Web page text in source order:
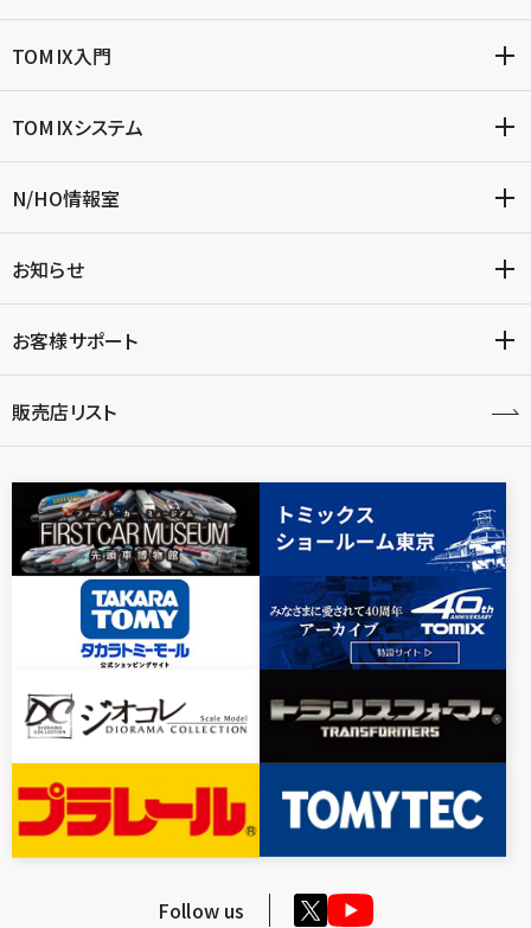
TOMIX入門
TOMIXシステム
N/HO情報室
お知らせ
お客様サポート
販売店リスト
Follow us